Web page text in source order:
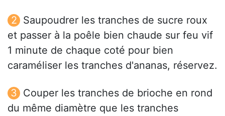
Saupoudrer les tranches de sucre roux
et passer à la poêle bien chaude sur feu vif
1 minute de chaque coté pour bien
caraméliser les tranches d'ananas, réservez.
Couper les tranches de brioche en rond
du même diamètre que les tranches